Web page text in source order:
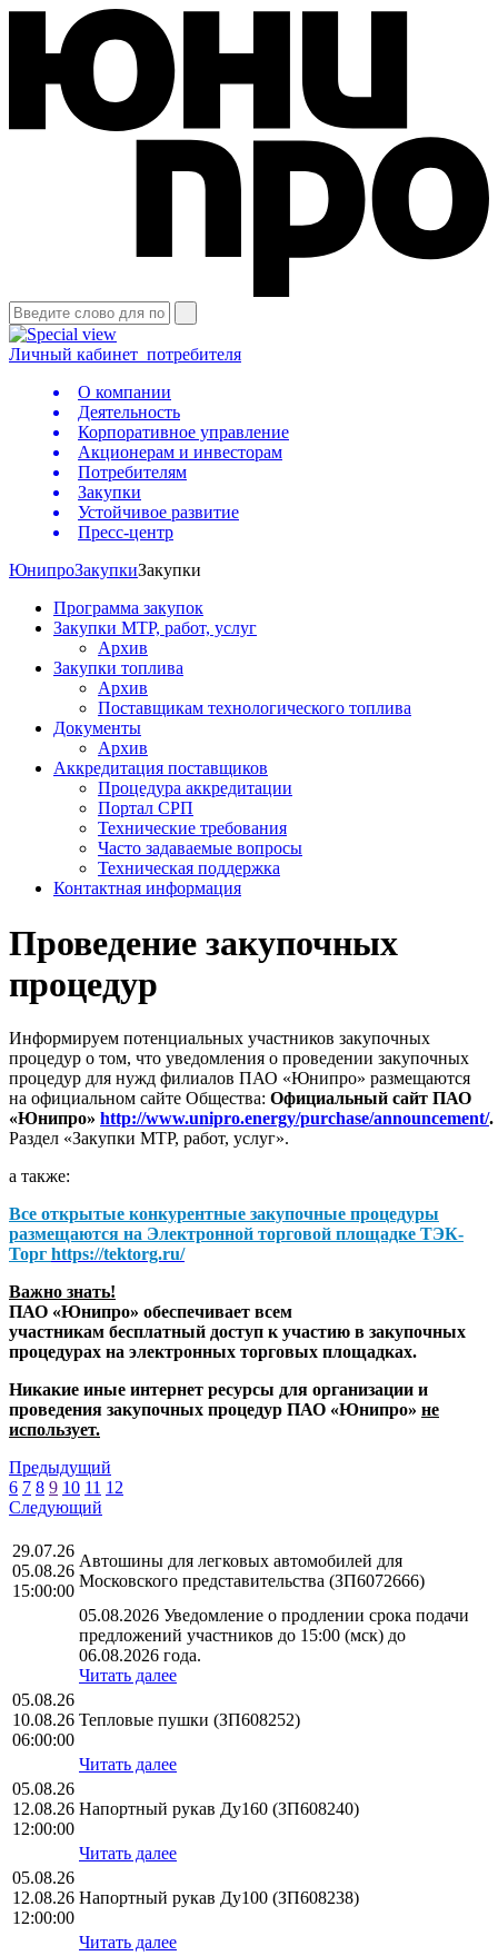
Личный кабинет потребителя
О компании
Деятельность
Корпоративное управление
Акционерам и инвесторам
Потребителям
Закупки
Устойчивое развитие
Пресс-центр
ЮнипроЗакупкиЗакупки
Программа закупок
Закупки МТР, работ, услуг
Архив
Закупки топлива
Архив
Поставщикам технологического топлива
Документы
Архив
Аккредитация поставщиков
Процедура аккредитации
Портал СРП
Технические требования
Часто задаваемые вопросы
Техническая поддержка
Контактная информация
Проведение закупочных
процедур
Информируем потенциальных участников закупочных
процедур о том, что уведомления о проведении закупочных
процедур для нужд филиалов ПАО «Юнипро» размещаются
на официальном сайте Общества: Официальный сайт ПАО
«Юнипро» http://www.unipro.energy/purchase/announcement/.
Раздел «Закупки МТР, работ, услуг».
а также:
Все открытые конкурентные закупочные процедуры
размещаются на Электронной торговой площадке ТЭК-
Торг https://tektorg.ru/
Важно знать!
ПАО «Юнипро» обеспечивает всем
участникам бесплатный доступ к участию в закупочных
процедурах на электронных торговых площадках.
Никакие иные интернет ресурсы для организации и
проведения закупочных процедур ПАО «Юнипро» не
использует.
Предыдущий
6 7 8 9 10 11 12
Следующий
29.07.26
05.08.26
15:00:00
Автошины для легковых автомобилей для
Московского представительства (ЗП6072666)
05.08.2026 Уведомление о продлении срока подачи
предложений участников до 15:00 (мск) до
06.08.2026 года.
Читать далее
05.08.26
10.08.26
06:00:00
Тепловые пушки (ЗП608252)
Читать далее
05.08.26
12.08.26
12:00:00
Напортный рукав Ду160 (ЗП608240)
Читать далее
05.08.26
12.08.26
12:00:00
Напортный рукав Ду100 (ЗП608238)
Читать далее